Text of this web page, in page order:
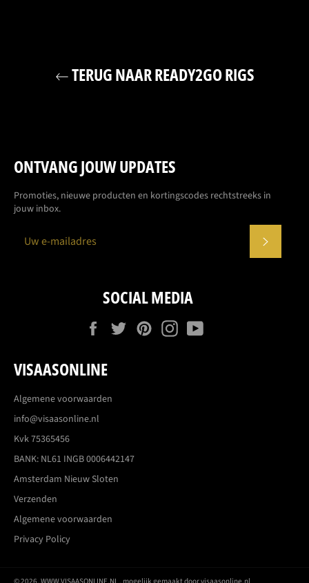
TERUG NAAR READY2GO RIGS
ONTVANG JOUW UPDATES
Promoties, nieuwe producten en kortingscodes rechtstreeks in
jouw inbox.
SOCIAL MEDIA
FacebookTwitterPinterestInstagram
VISAASONLINE
Algemene voorwaarden
info@visaasonline.nl
Kvk 75365456
BANK: NL61 INGB 0006442147
Amsterdam Nieuw Sloten
Verzenden
Algemene voorwaarden
Privacy Policy
© 2026, WWW.VISAASONLINE.NL . mogelijk gemaakt door visaasonline.nl